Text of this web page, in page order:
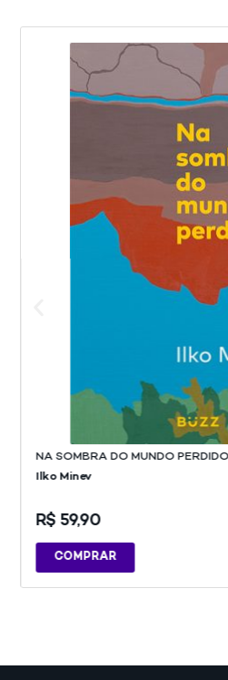
NA SOMBRA DO MUNDO PERDIDO
Ilko Minev
R$59,90
COMPRAR